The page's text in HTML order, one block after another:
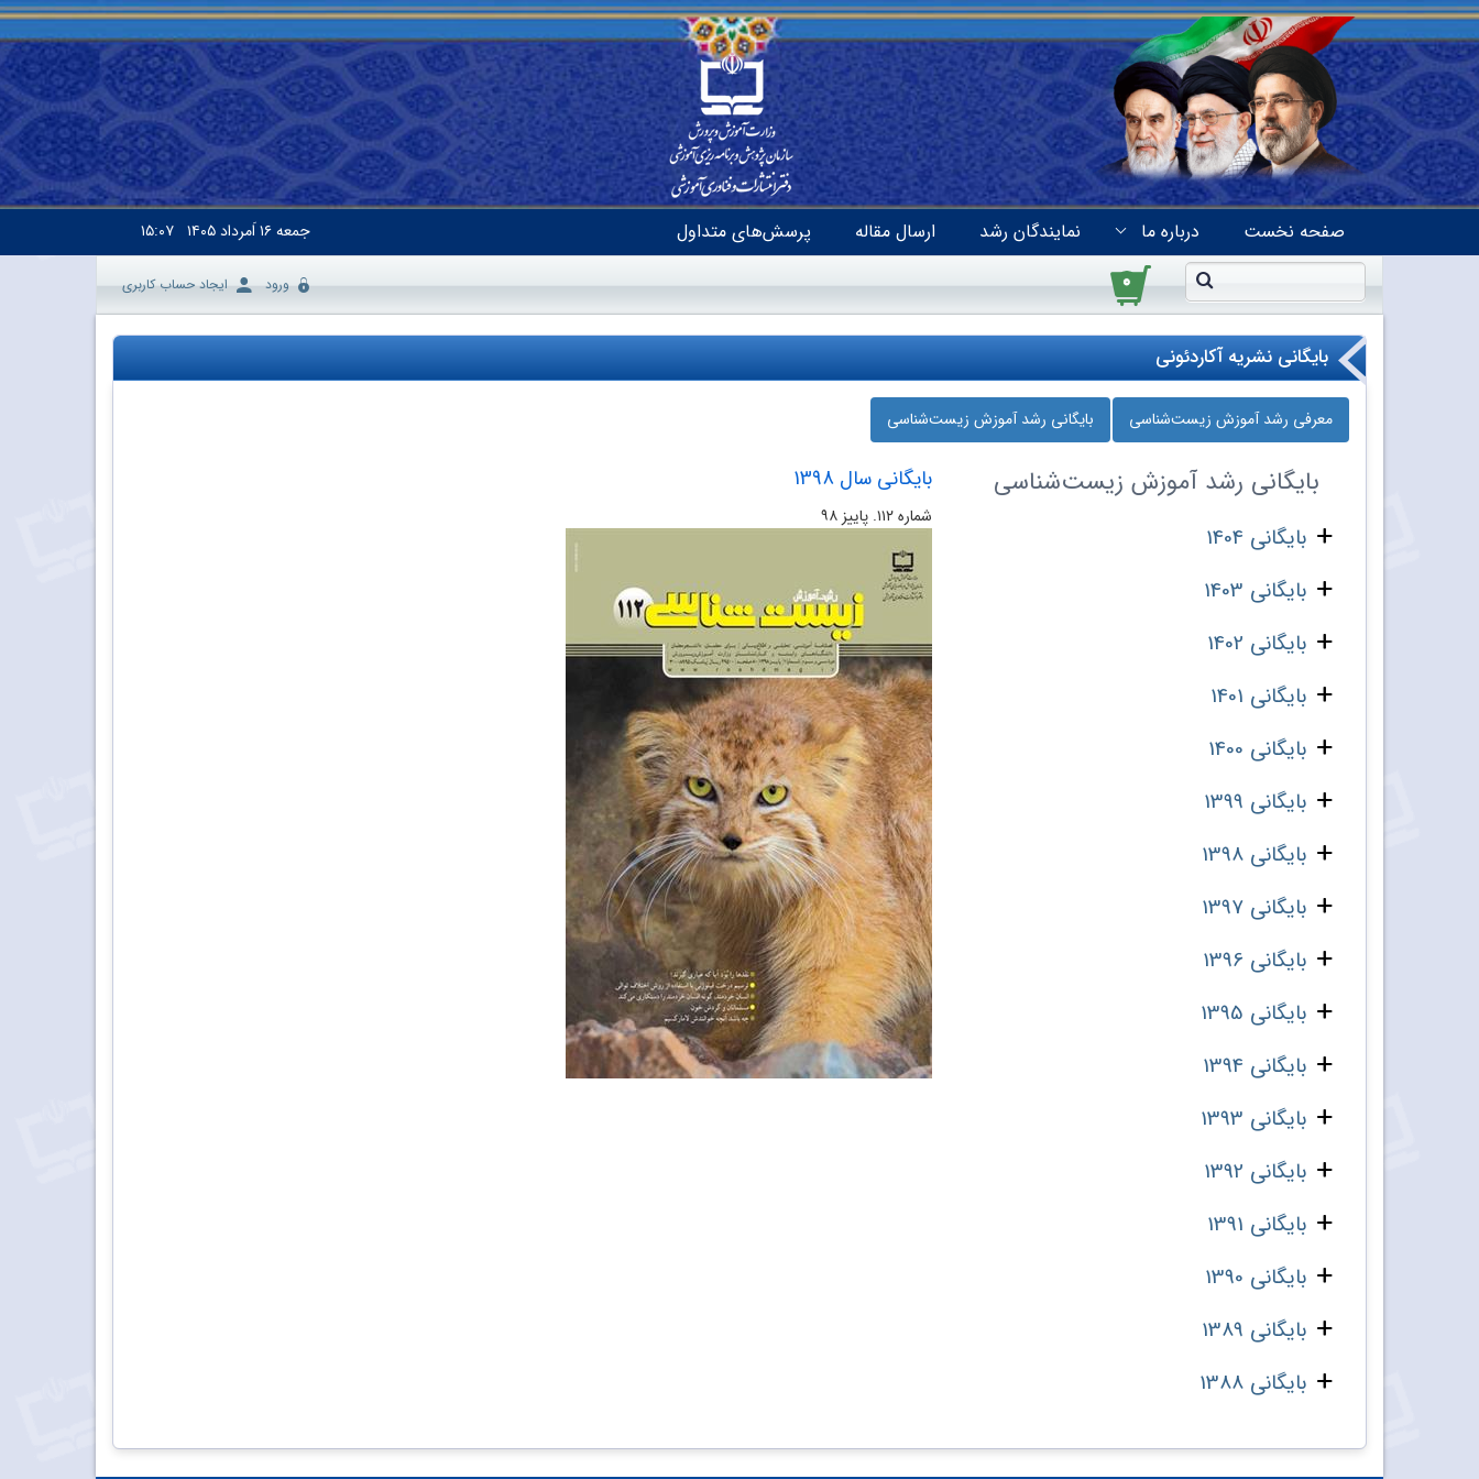
صفحه نخست درباره ما نمایندگان رشد ارسال مقاله پرسش‌های متداول جمعه۱۶ اَمرداد ۱۴۰۵ ۱۵:۰۷
۰ ورود ایجاد حساب کاربری
بایگانی نشریه آکاردئونی
معرفی رشد آموزش زیست‌شناسی بایگانی رشد آموزش زیست‌شناسی
بایگانی رشد آموزش زیست‌شناسی
بایگانی 1404
بایگانی 1403
بایگانی 1402
بایگانی 1401
بایگانی 1400
بایگانی 1399
بایگانی 1398
بایگانی 1397
بایگانی 1396
بایگانی 1395
بایگانی 1394
بایگانی 1393
بایگانی 1392
بایگانی 1391
بایگانی 1390
بایگانی 1389
بایگانی 1388
بایگانی سال 1398
شماره ۱۱۲. پاییز ۹۸